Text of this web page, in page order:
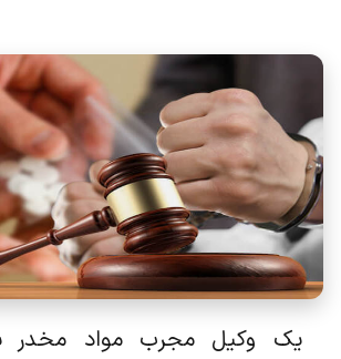
یک وکیل مجرب مواد مخدر